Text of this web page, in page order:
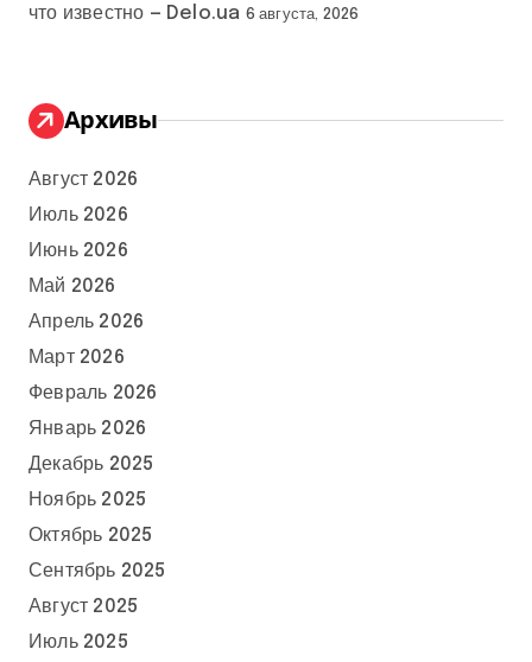
что известно — Delo.ua 6 августа, 2026
Архивы
Август 2026
Июль 2026
Июнь 2026
Май 2026
Апрель 2026
Март 2026
Февраль 2026
Январь 2026
Декабрь 2025
Ноябрь 2025
Октябрь 2025
Сентябрь 2025
Август 2025
Июль 2025